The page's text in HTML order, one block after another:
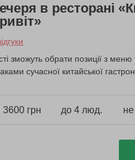
в ресторані
зможуть обрати позиції з
сучасної китайської
3600 грн до 4 люд.